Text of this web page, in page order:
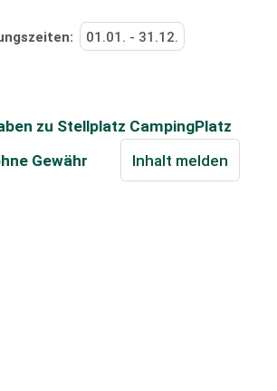
01.01. - 31.12.
zu Stellplatz CampingPlatz
Gewähr Inhalt melden